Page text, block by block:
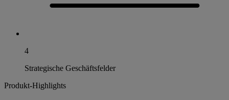
4
Strategische Geschäftsfelder
Produkt-Highlights